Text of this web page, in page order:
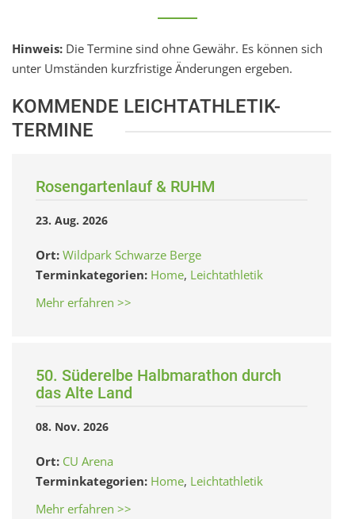
Hinweis: Die Termine sind ohne Gewähr. Es können sich
unter Umständen kurzfristige Änderungen ergeben.
KOMMENDE LEICHTATHLETIK-
TERMINE
Rosengartenlauf & RUHM
23. Aug. 2026
Ort: Wildpark Schwarze Berge
Terminkategorien: Home, Leichtathletik
Mehr erfahren >>
50. Süderelbe Halbmarathon durch
das Alte Land
08. Nov. 2026
Ort: CU Arena
Terminkategorien: Home, Leichtathletik
Mehr erfahren >>